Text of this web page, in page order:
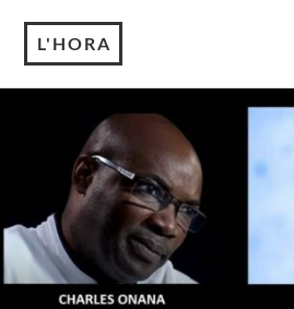
L'HORA